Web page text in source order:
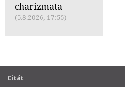
charizmata
(5.8.2026, 17:55)
Citát